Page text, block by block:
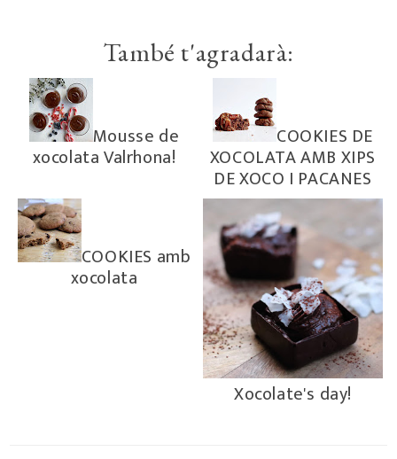
També t'agradarà:
Mousse de
xocolata Valrhona!
COOKIES DE
XOCOLATA AMB XIPS
DE XOCO I PACANES
COOKIES amb
xocolata
Xocolate's day!